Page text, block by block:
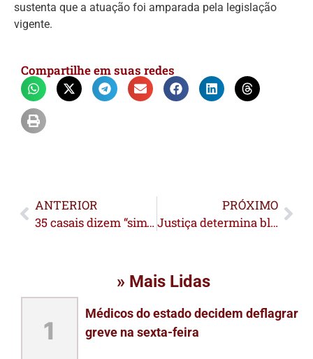
sustenta que a atuação foi amparada pela legislação
vigente.
Compartilhe em suas redes
ANTERIOR
35 casais dizem “sim” em casamento coletivo em Senador Guiormard
PRÓXIMO
Justiça determina bloqueio de bens de construtora em ação relacionada ao desabamento da Ponte Padre Paolino em Sena Madureira
» Mais Lidas
1
Médicos do estado decidem deflagrar
greve na sexta-feira